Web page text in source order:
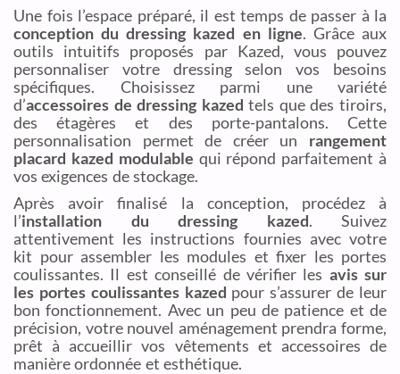
Une fois l’espace préparé, il est temps de passer à la
conception du dressing kazed en ligne. Grâce aux
outils intuitifs proposés par Kazed, vous pouvez
personnaliser votre dressing selon vos besoins
spécifiques. Choisissez parmi une variété
d’accessoires de dressing kazed tels que des tiroirs,
des étagères et des porte-pantalons. Cette
personnalisation permet de créer un rangement
placard kazed modulable qui répond parfaitement à
vos exigences de stockage.
Après avoir finalisé la conception, procédez à
l’installation du dressing kazed. Suivez
attentivement les instructions fournies avec votre
kit pour assembler les modules et fixer les portes
coulissantes. Il est conseillé de vérifier les avis sur
les portes coulissantes kazed pour s’assurer de leur
bon fonctionnement. Avec un peu de patience et de
précision, votre nouvel aménagement prendra forme,
prêt à accueillir vos vêtements et accessoires de
manière ordonnée et esthétique.